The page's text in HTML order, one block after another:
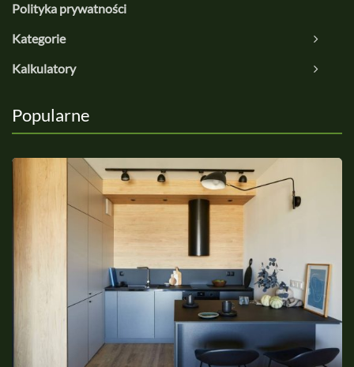
Polityka prywatności
Kategorie
Kalkulatory
Popularne